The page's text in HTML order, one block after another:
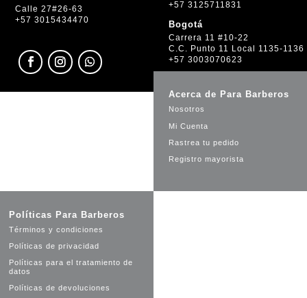
Calle 27#26-63
+57 3015434470
+57 3125711831
Bogotá
Carrera 11 #10-22
C.C. Punto 11 Local 1135-1136
+57 3003070623
Acerca de Para Barberos
Nosotros
Mi Cuenta
Rastrea tu pedido
Registro mayorista
Políticas Para Barberos
Términos y condiciones
Políticas de privacidad
Políticas para el tratamiento de
datos
Políticas de devoluciones